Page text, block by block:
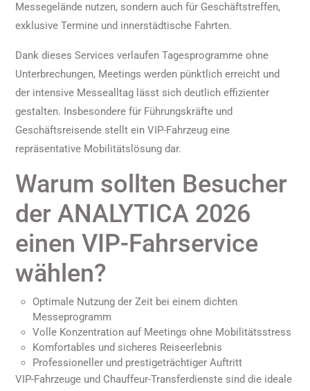
Messegelände nutzen, sondern auch für Geschäftstreffen,
exklusive Termine und innerstädtische Fahrten.
Dank dieses Services verlaufen Tagesprogramme ohne
Unterbrechungen, Meetings werden pünktlich erreicht und
der intensive Messealltag lässt sich deutlich effizienter
gestalten. Insbesondere für Führungskräfte und
Geschäftsreisende stellt ein VIP-Fahrzeug eine
repräsentative Mobilitätslösung dar.
Warum sollten Besucher
der ANALYTICA 2026
einen VIP-Fahrservice
wählen?
Optimale Nutzung der Zeit bei einem dichten
Messeprogramm
Volle Konzentration auf Meetings ohne Mobilitätsstress
Komfortables und sicheres Reiseerlebnis
Professioneller und prestigeträchtiger Auftritt
VIP-Fahrzeuge und Chauffeur-Transferdienste sind die ideale